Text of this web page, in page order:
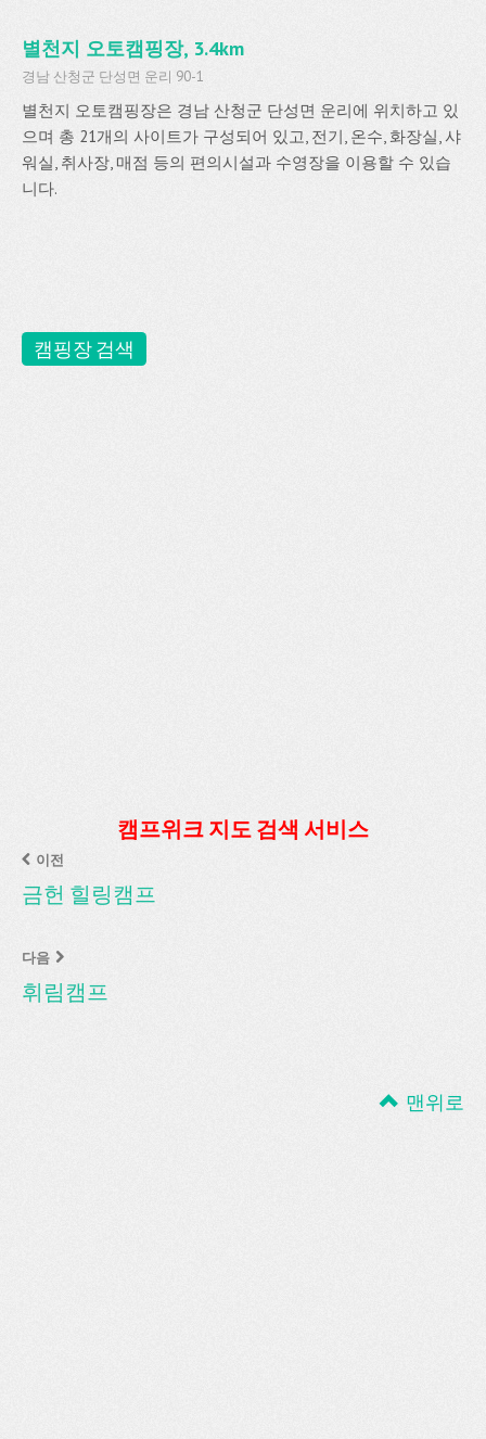
별천지 오토캠핑장, 3.4km
경남 산청군 단성면 운리 90-1
별천지 오토캠핑장은 경남 산청군 단성면 운리에 위치하고 있
으며 총 21개의 사이트가 구성되어 있고, 전기, 온수, 화장실, 샤
워실, 취사장, 매점 등의 편의시설과 수영장을 이용할 수 있습
니다.
캠핑장 검색
캠프위크 지도 검색 서비스
이전
금헌 힐링캠프
다음
휘림캠프
맨위로